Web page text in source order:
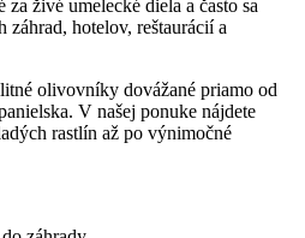
živé umelecké diela a často sa
hotelov, reštaurácií a
olivovníky dovážané priamo od
V našej ponuke nájdete
rastlín až po výnimočné